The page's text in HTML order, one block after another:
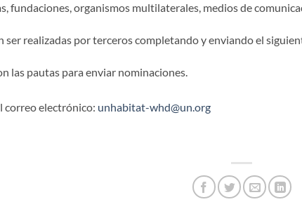
fundaciones, organismos multilaterales, medios de
ser realizadas por terceros completando y enviando el
las pautas para enviar nominaciones.
correo electrónico: unhabitat-whd@un.org